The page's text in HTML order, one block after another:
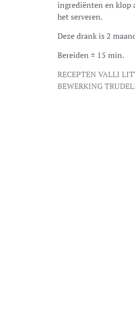
ingrediënten en klop
het serveren.
Deze drank is 2
Bereiden ± 15 min.
RECEPTEN VALLI
BEWERKING